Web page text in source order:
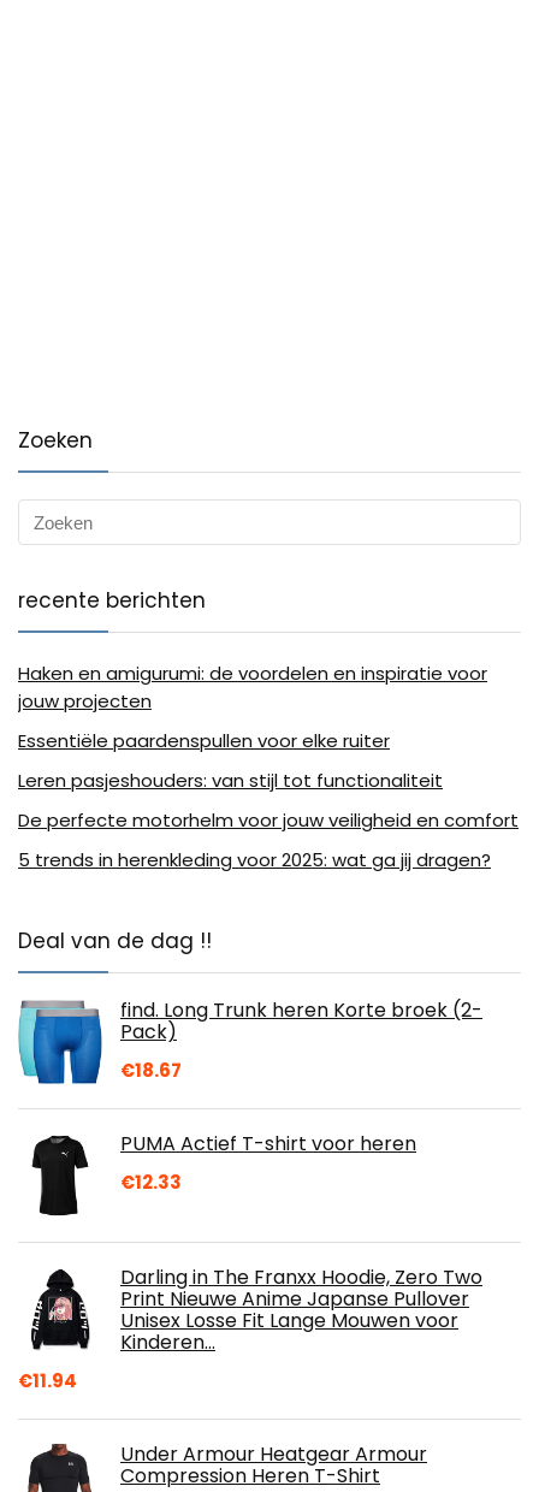
Zoeken
recente berichten
Haken en amigurumi: de voordelen en inspiratie voor
jouw projecten
Essentiële paardenspullen voor elke ruiter
Leren pasjeshouders: van stijl tot functionaliteit
De perfecte motorhelm voor jouw veiligheid en comfort
5 trends in herenkleding voor 2025: wat ga jij dragen?
Deal van de dag !!
find. Long Trunk heren Korte broek (2-
Pack)
€18.67
PUMA Actief T-shirt voor heren
€12.33
Darling in The Franxx Hoodie, Zero Two
Print Nieuwe Anime Japanse Pullover
Unisex Losse Fit Lange Mouwen voor
Kinderen…
€11.94
Under Armour Heatgear Armour
Compression Heren T-Shirt